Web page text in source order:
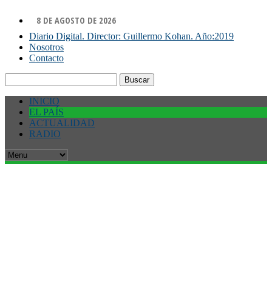
8 DE AGOSTO DE 2026
Diario Digital. Director: Guillermo Kohan. Año:2019
Nosotros
Contacto
INICIO
EL PAÍS
ACTUALIDAD
RADIO